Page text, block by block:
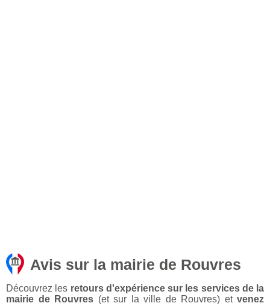
Avis sur la mairie de Rouvres
Découvrez les retours d'expérience sur les services de la
mairie de Rouvres (et sur la ville de Rouvres) et venez